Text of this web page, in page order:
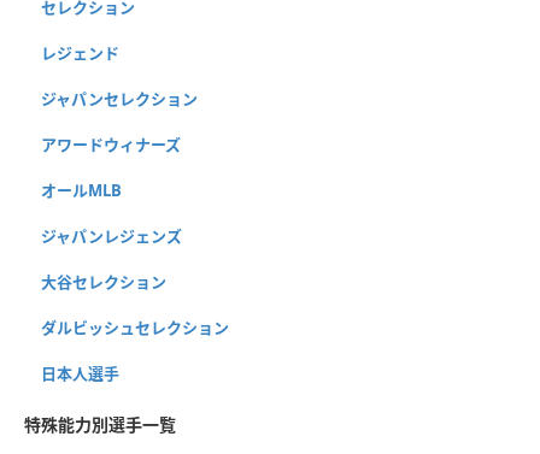
セレクション
レジェンド
ジャパンセレクション
アワードウィナーズ
オールMLB
ジャパンレジェンズ
大谷セレクション
ダルビッシュセレクション
日本人選手
特殊能力別選手一覧